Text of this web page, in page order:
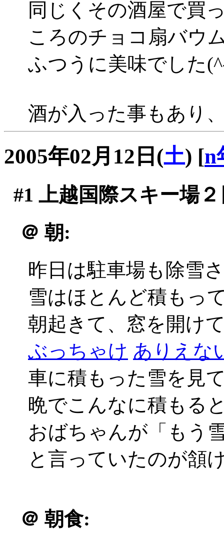
同じくその酒屋で買
ころのチョコ扇バウ
ふつうに美味でした
酒が入った事もあり
2005年02月12日(土) [n
#1 上越国際スキー場
＠ 朝:
昨日は駐車場も除雪
雪はほとんど積もっ
朝起きて、窓を開け
ぶっちゃけ ありえな
車に積もった雪を見
晩でこんなに積もる
おばちゃんが「もう
と言っていたのが頷
＠ 朝食: